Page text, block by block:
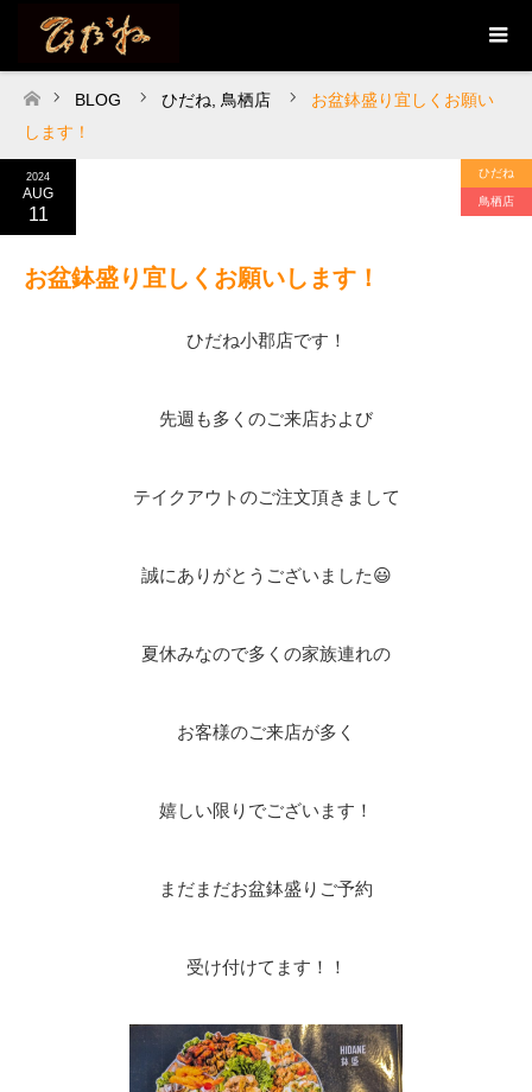
ホーム
BLOG ひだね 鳥栖店
お盆鉢盛り宜しくお願い
します！
2024
AUG
11
ひだね
鳥栖店
お盆鉢盛り宜しくお願いします！
ひだね小郡店です！
先週も多くのご来店および
テイクアウトのご注文頂きまして
誠にありがとうございました😃
夏休みなので多くの家族連れの
お客様のご来店が多く
嬉しい限りでございます！
まだまだお盆鉢盛りご予約
受け付けてます！！